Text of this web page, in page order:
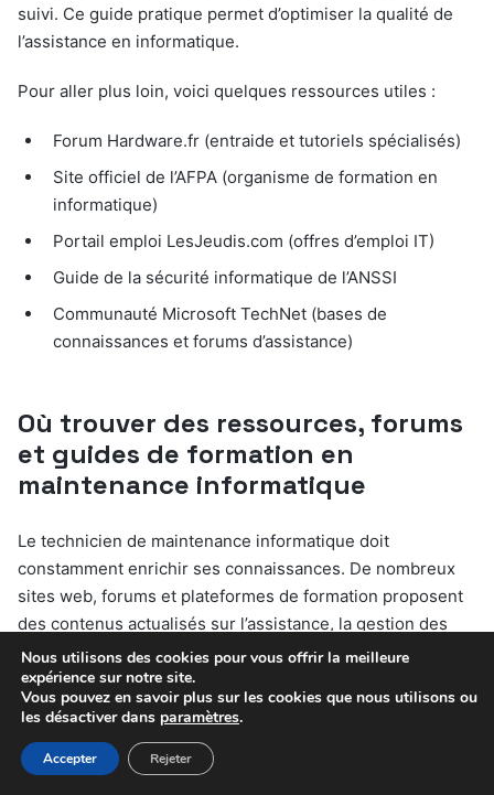
suivi. Ce guide pratique permet d’optimiser la qualité de
l’assistance en informatique.
Pour aller plus loin, voici quelques ressources utiles :
Forum Hardware.fr (entraide et tutoriels spécialisés)
Site officiel de l’AFPA (organisme de formation en
informatique)
Portail emploi LesJeudis.com (offres d’emploi IT)
Guide de la sécurité informatique de l’ANSSI
Communauté Microsoft TechNet (bases de
connaissances et forums d’assistance)
Où trouver des ressources, forums
et guides de formation en
maintenance informatique
Le technicien de maintenance informatique doit
constamment enrichir ses connaissances. De nombreux
sites web, forums et plateformes de formation proposent
des contenus actualisés sur l’assistance, la gestion des
problèmes logiciel et matériel, les réseaux et la sécurité
informatique. Participer à des communautés en ligne,
suivre des MOOC ou consulter des guides pratiques
information fiable et à jour est un gage de
Nous utilisons des cookies pour vous offrir la meilleure
expérience sur notre site.
Vous pouvez en savoir plus sur les cookies que nous utilisons ou
les désactiver dans paramètres.
Accepter Rejeter